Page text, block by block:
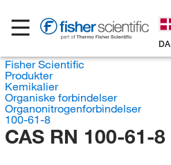
DA
Fisher Scientific
Produkter
Kemikalier
Organiske forbindelser
Organonitrogenforbindelser
100-61-8
CAS RN 100-61-8